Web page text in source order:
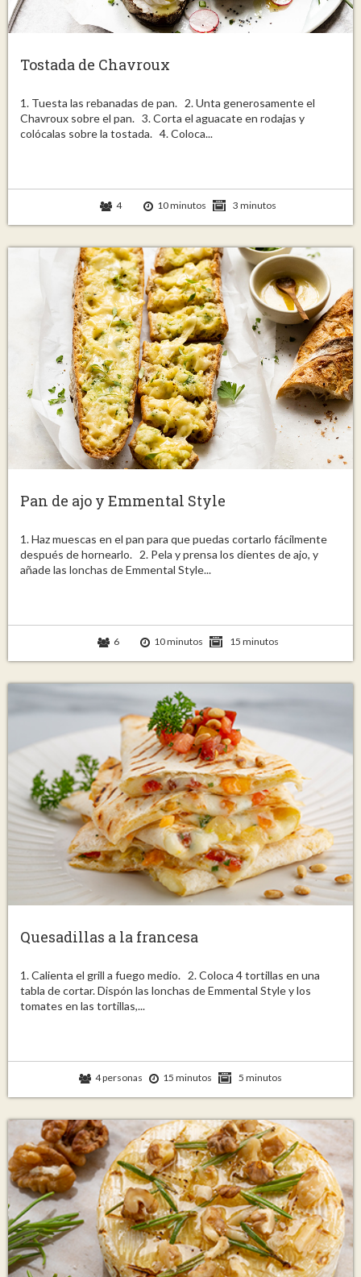
Tostada de Chavroux
1. Tuesta las rebanadas de pan. 2. Unta generosamente el
Chavroux sobre el pan. 3. Corta el aguacate en rodajas y
colócalas sobre la tostada. 4. Coloca...
4 10 minutos 3 minutos
Pan de ajo y Emmental Style
1. Haz muescas en el pan para que puedas cortarlo fácilmente
después de hornearlo. 2. Pela y prensa los dientes de ajo, y
añade las lonchas de Emmental Style...
6 10 minutos 15 minutos
Quesadillas a la francesa
1. Calienta el grill a fuego medio. 2. Coloca 4 tortillas en una
tabla de cortar. Dispón las lonchas de Emmental Style y los
tomates en las tortillas,...
4 personas 15 minutos 5 minutos